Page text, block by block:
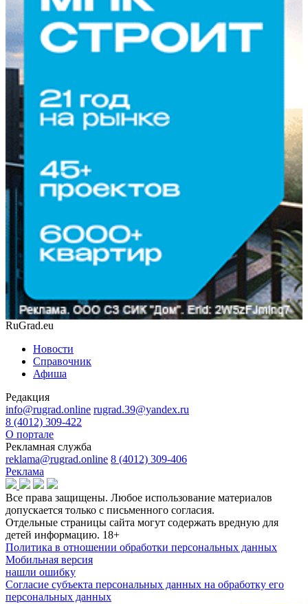
RuGrad.eu
Новости
Справочник
Афиша
Редакция
info@rugrad.online rugrad.39@yandex.ru
8 (4012) 309-422
О портале
Рекламная служба
reklama@rugrad.online 8 (4012) 309-406
Реклама
Все права защищены. Любое использование материалов
допускается только с письменного согласия.
Отдельные страницы сайта могут содержать вредную для
детей информацию. 18+
Политика в отношении обработки персональных данных
Мобильная версия
нашли ошибку
Согласие субъекта персональных данных на обработку его
персональных данных